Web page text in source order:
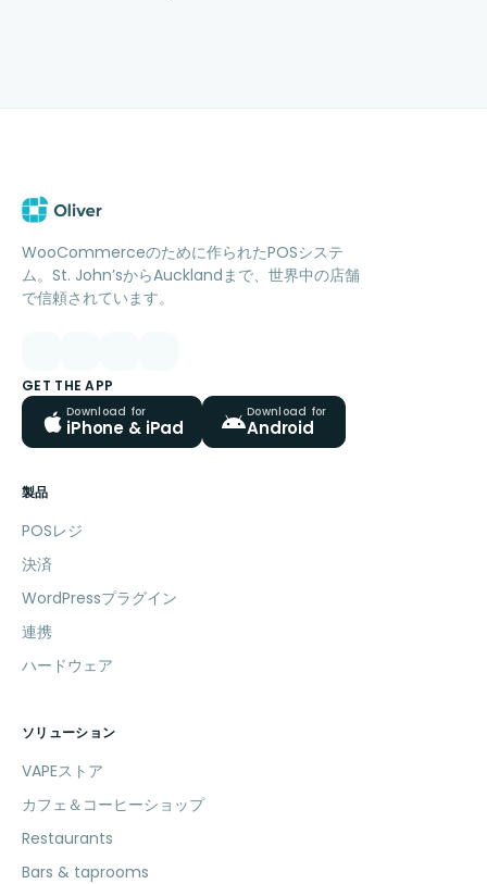
WooCommerceのために作られたPOSシステ
ム。St. John’sからAucklandまで、世界中の店舗
で信頼されています。
GET THE APP
Download for
iPhone & iPad
Download for
Android
製品
POSレジ
決済
WordPressプラグイン
連携
ハードウェア
ソリューション
VAPEストア
カフェ＆コーヒーショップ
Restaurants
Bars & taprooms